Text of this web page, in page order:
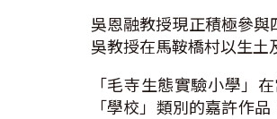
吳恩融教授現正積極參與
吳教授在馬鞍橋村以生土
「毛寺生態實驗小學」
「學校」類別的嘉許作